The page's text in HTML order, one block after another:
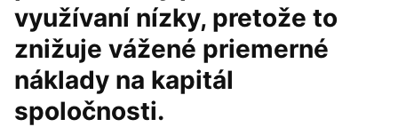
využívaní nízky, pretože to
znižuje vážené priemerné
náklady na kapitál
spoločnosti.